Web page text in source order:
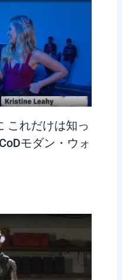
これだけは知っ
モダン・ウォ